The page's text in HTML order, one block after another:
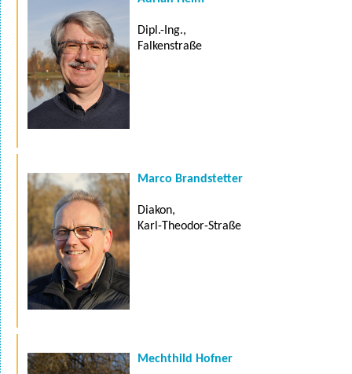
Dipl.-Ing.,
Falkenstraße
Marco Brandstetter
Diakon,
Karl-Theodor-Straße
Mechthild Hofner